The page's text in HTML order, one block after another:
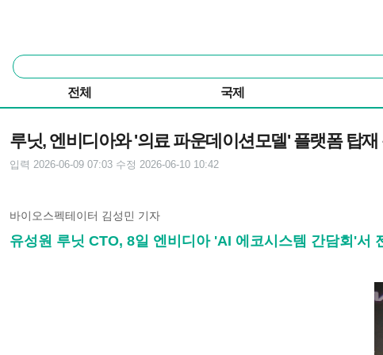
통
합
색
전체 국제
루닛, 엔비디아와 '의료 파운데이션모델' 플랫폼 탑재
입력 2026-06-09 07:03 수정 2026-06-10 10:42
바이오스펙테이터 김성민 기자
유성원 루닛 CTO, 8일 엔비디아 'AI 에코시스템 간담회'서